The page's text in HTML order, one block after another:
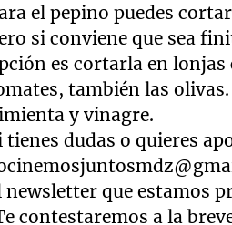
el pepino puedes
si conviene que sea
es cortarla en lonjas
también las
y vinagre.
tienes dudas o quieres
newsletter que estamos
contestaremos a la